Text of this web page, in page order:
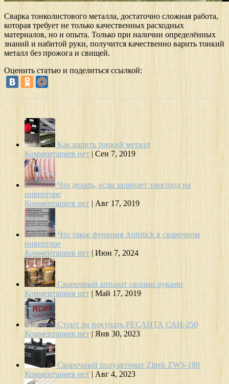
Сварка тонколистового металла, достаточно сложная работа,
которая требует не только качественных расходных
материалов, но и опыта. Только при наличии определённых
знаний и набитой руки, получится качественно варить тонкий
металл без прожога и свищей.
Оценить статью и поделиться ссылкой:
Как варить тонкий металл
Комментариев нет | Сен 7, 2019
Что делать, если залипает электрод на
инверторе
Комментариев нет | Авг 17, 2019
Что такое функция Antistick в сварочном
инверторе
Комментариев нет | Июн 7, 2024
Сварочный аппарат своими руками
Комментариев нет | Май 17, 2019
Стоит ли покупать РЕСАНТА САИ-250
Комментариев нет | Янв 30, 2023
Сварочный полуавтомат Zitrek ZWS-180
Комментариев нет | Авг 4, 2023